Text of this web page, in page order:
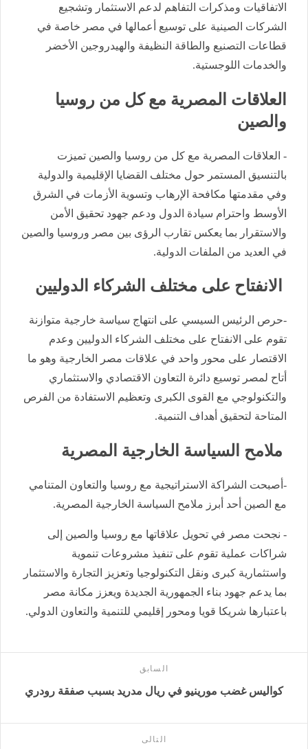
الاتفاقيات ومذكرات التفاهم لدعم الاستثمار وتشجيع
الشركات الصينية على توسيع أعمالها في مصر خاصة في
قطاعات التصنيع والطاقة النظيفة والهيدروجين الأخضر
والخدمات اللوجستية.
العلاقات المصرية مع كل من روسيا
والصين
- العلاقات المصرية مع كل من روسيا والصين تميزت
بالتنسيق المستمر حول مختلف القضايا الإقليمية والدولية
وفي مقدمتها مكافحة الإرهاب وتسوية الأزمات في الشرق
الأوسط واحترام سيادة الدول ودعم جهود تحقيق الأمن
والاستقرار بما يعكس تقارب الرؤى بين مصر وروسيا والصين
في العديد من الملفات الدولية.
الانفتاح على مختلف الشركاء الدوليين
-حرص الرئيس السيسي على انتهاج سياسة خارجية متوازنة
تقوم على الانفتاح على مختلف الشركاء الدوليين وعدم
الاقتصار على محور واحد في علاقات مصر الخارجية وهو ما
أتاح لمصر توسيع دائرة التعاون الاقتصادي والاستثماري
والتكنولوجي مع القوى الكبرى وتعظيم الاستفادة من الفرص
المتاحة لتحقيق أهداف التنمية.
ملامح السياسة الخارجية المصرية
-أصبحت الشراكة الاستراتيجية مع روسيا والتعاون المتنامي
مع الصين أحد أبرز ملامح السياسة الخارجية المصرية.
- نجحت مصر في تحويل علاقاتها مع روسيا والصين إلى
شراكات عملية تقوم على تنفيذ مشروعات تنموية
واستثمارية كبرى ونقل التكنولوجيا وتعزيز التجارة والاستثمار
بما يدعم جهود بناء الجمهورية الجديدة ويعزز مكانة مصر
باعتبارها شريكا قويا ومحور إقليمي للتنمية والتعاون الدولي.
السابق
كواليس غضب مورينيو في ريال مدريد بسبب صفقة رودري
التالى